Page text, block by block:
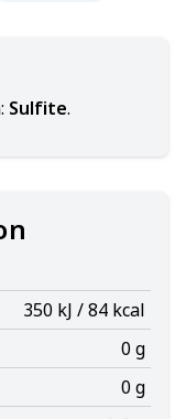
Sulfite.
350 kJ / 84 kcal
0 g
0 g